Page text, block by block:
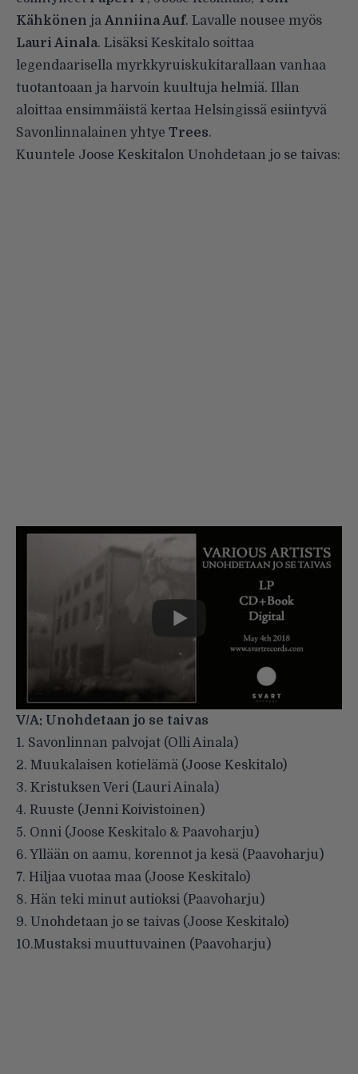
Kähkönen ja Anniina Auf. Lavalle nousee myös
Lauri Ainala. Lisäksi Keskitalo soittaa
legendaarisella myrkkyruiskukitarallaan vanhaa
tuotantoaan ja harvoin kuultuja helmiä. Illan
aloittaa ensimmäistä kertaa Helsingissä esiintyvä
Savonlinnalainen yhtye Trees.
Kuuntele Joose Keskitalon Unohdetaan jo se taivas:
V/A: Unohdetaan jo se taivas
1. Savonlinnan palvojat (Olli Ainala)
2. Muukalaisen kotielämä (Joose Keskitalo)
3. Kristuksen Veri (Lauri Ainala)
4. Ruuste (Jenni Koivistoinen)
5. Onni (Joose Keskitalo & Paavoharju)
6. Yllään on aamu, korennot ja kesä (Paavoharju)
7. Hiljaa vuotaa maa (Joose Keskitalo)
8. Hän teki minut autioksi (Paavoharju)
9. Unohdetaan jo se taivas (Joose Keskitalo)
10.Mustaksi muuttuvainen (Paavoharju)